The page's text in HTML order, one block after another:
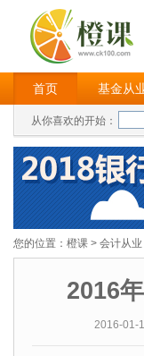
首页 基金从
从你喜欢的开始：
您的位置： 橙课 > 会计从业
2016
2016-01-